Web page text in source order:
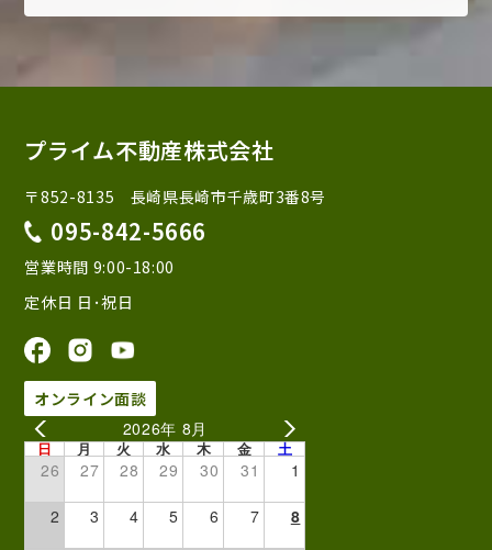
プライム不動産株式会社
〒852-8135 長崎県長崎市千歳町3番8号
095-842-5666
営業時間 9:00-18:00
定休日 日･祝日
オンライン面談
2026年 8月
日 月 火 水 木 金 土
26 27 28 29 30 31 1
2 3 4 5 6 7 8